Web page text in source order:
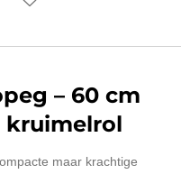
– 60 cm
maar krachtige